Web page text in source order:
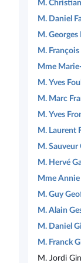
M.
M. Daniel
M. Georges
M.
Mme
M. Yves
M. Marc
M. Yves
M. Laurent
M.
M. Hervé
Mme Annie
M. Guy
M. Alain
M. Daniel
M. Franck
M. Jordi